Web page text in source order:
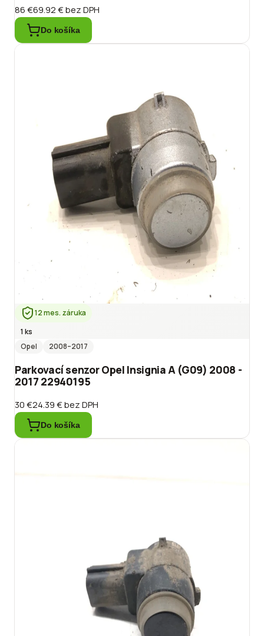
86 €69.92 €bez DPH
Do košíka
12 mes. záruka
1 ks
Opel
2008–2017
Parkovací senzor Opel Insignia A (G09) 2008 -
2017 22940195
30 €24.39 €bez DPH
Do košíka